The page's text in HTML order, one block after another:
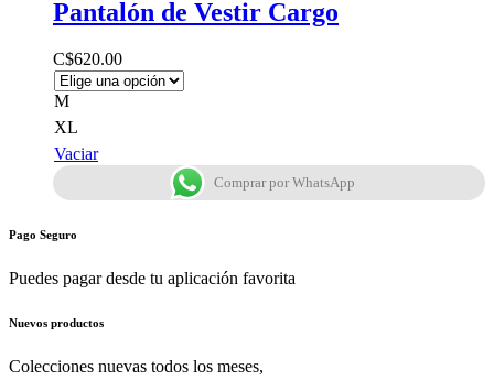
Pantalón de Vestir Cargo
C$620.00
M
XL
Vaciar
Comprar por WhatsApp
Pago Seguro
Puedes pagar desde tu aplicación favorita
Nuevos productos
Colecciones nuevas todos los meses,